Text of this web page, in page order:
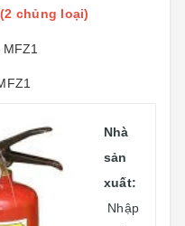
chủng loại)
Nhà
sản
xuất:
Nhập